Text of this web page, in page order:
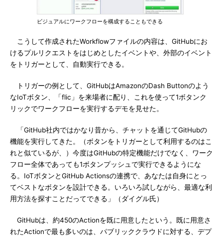
ビジュアルにワークフローを構成することもできる
こうして作成されたWorkflowファイルの内容は、GitHubにお
けるプルリクエストをはじめとしたイベントや、外部のイベント
をトリガーとして、自動実行できる。
トリガーの例として、GitHubはAmazonのDash Buttonのよう
なIoTボタン、「flic」を来場者に配り、これを使って1ボタンク
リックでワークフローを実行するデモを見せた。
「GitHub社内ではかなり昔から、チャットを通じてGitHubの
機能を実行してきた。（ボタンをトリガーとして利用するのはこ
れと似ているが、）今度はGitHubの特定機能だけでなく、ワーク
フロー全体であっても1ボタンプッシュで実行できるようにな
る。IoTボタンとGitHub Actionsの連携で、あなたは自身にとっ
てベストなボタンを設計できる。いろいろ試しながら、最適な利
用方法を探すことだってできる」（ダイグル氏）
GitHubは、約450のActionを既に用意したという。既に用意さ
れたActionで最も多いのは、パブリッククラウドに対する、デプ